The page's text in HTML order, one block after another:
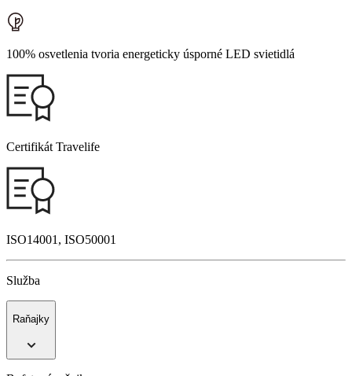
100% osvetlenia tvoria energeticky úsporné LED svietidlá
Certifikát Travelife
ISO14001, ISO50001
Služba
Raňajky